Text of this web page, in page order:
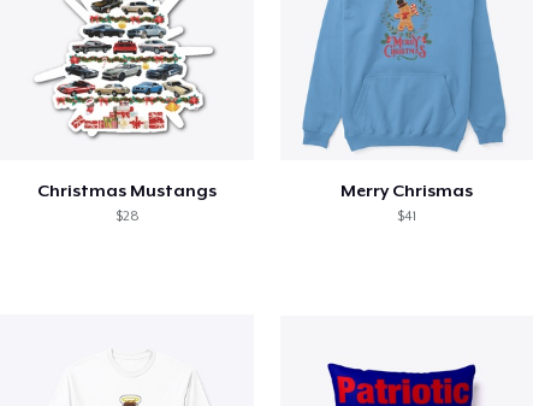
Christmas Mustangs
$28
Merry Chrismas
$41